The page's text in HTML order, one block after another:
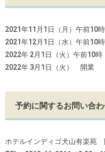
2021年11月1日（月）午前10
2021年12月1日（水）午前10
2022年 2月1日（火）午前10
2022年 3月1日（火） 開業
予約に関するお問い合
ホテルインディゴ犬山有楽苑